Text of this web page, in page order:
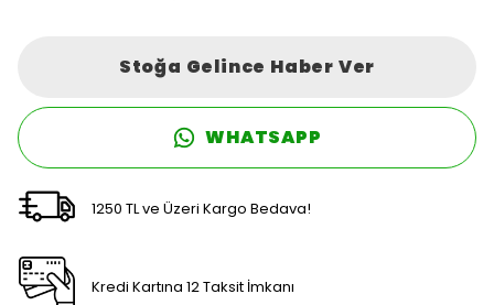
Stoğa Gelince Haber Ver
WHATSAPP
1250 TL ve Üzeri Kargo Bedava!
Kredi Kartına 12 Taksit İmkanı